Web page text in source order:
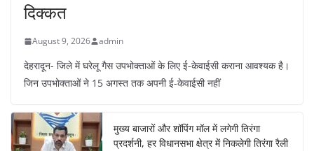
दिक्कत
August 9, 2026 admin
देहरादून- जिले में घरेलू गैस उपभोक्ताओं के लिए ई-केवाईसी कराना आवश्यक है।
जिन उपभोक्ताओं ने 15 अगस्त तक अपनी ई-केवाईसी नहीं
मुख्य बाजारों और शॉपिंग मॉल में लगेगी तिरंगा
प्रदर्शनी, हर विधानसभा क्षेत्र में निकलेगी तिरंगा रैली